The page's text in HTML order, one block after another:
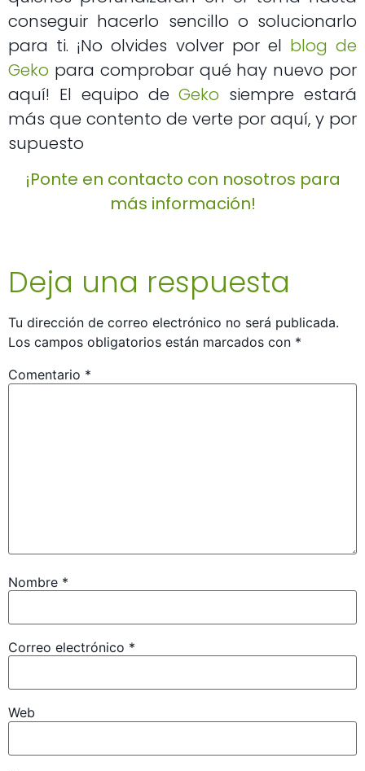
conseguir hacerlo sencillo o solucionarlo
para ti. ¡No olvides volver por el blog de
Geko para comprobar qué hay nuevo por
aquí! El equipo deGeko siempre estará
más que contento de verte por aquí, y por
supuesto
¡Ponte en contacto con nosotros para
más información!
Deja una respuesta
Tu dirección de correo electrónico no será publicada.
Los campos obligatorios están marcados con *
Comentario *
Nombre *
Correo electrónico *
Web